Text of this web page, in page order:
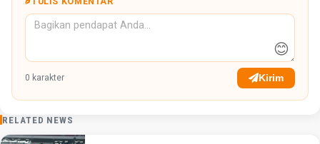
😊
0 karakter Kirim
RELATED NEWS